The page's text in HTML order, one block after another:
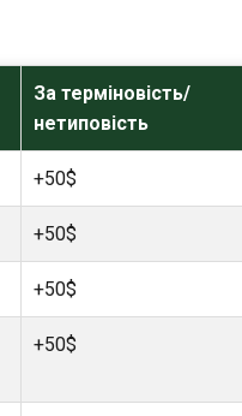
За терміновість/
нетиповість
+50$
+50$
+50$
+50$